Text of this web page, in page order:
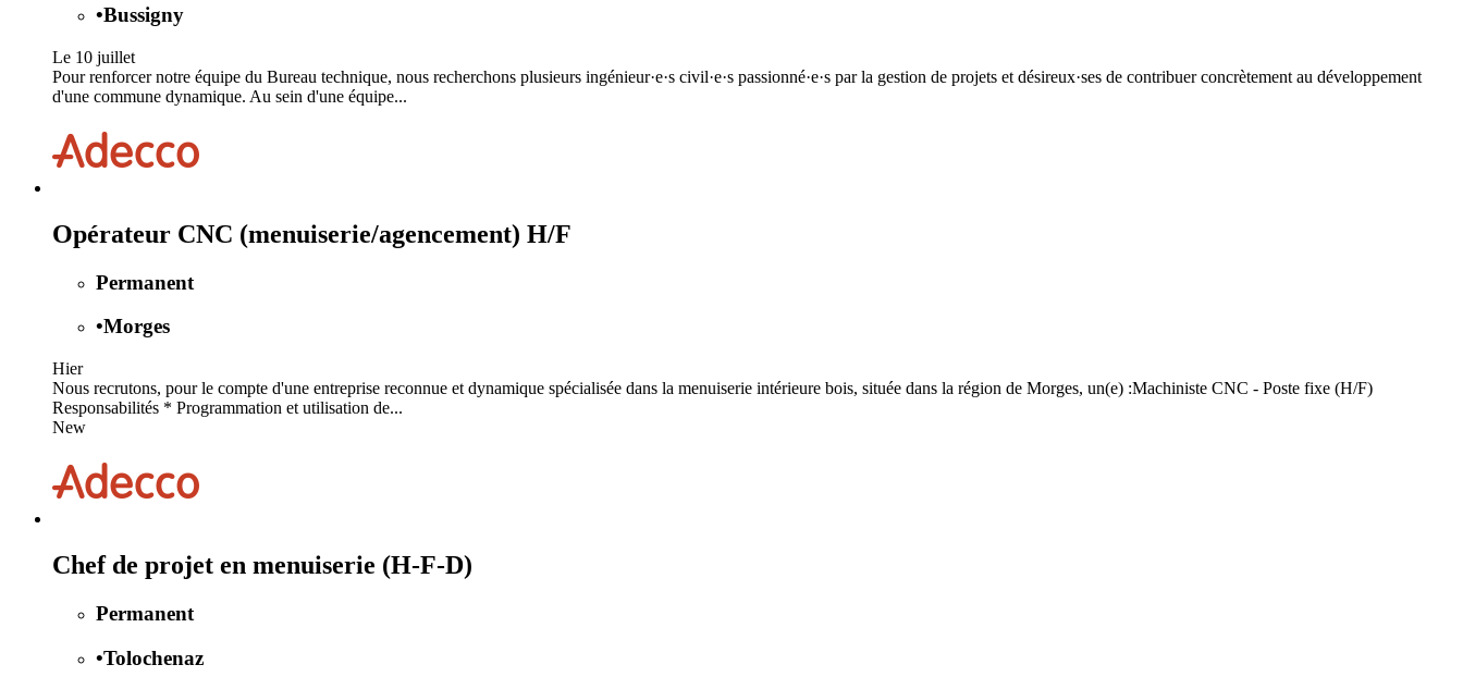
•Bussigny
Le 10 juillet
Pour renforcer notre équipe du Bureau technique, nous recherchons plusieurs ingénieur·e·s civil·e·s passionné·e·s par la gestion de projets et désireux·ses de contribuer concrètement au développement
d'une commune dynamique. Au sein d'une équipe...
Opérateur CNC (menuiserie/agencement) H/F
Permanent
•Morges
Hier
Nous recrutons, pour le compte d'une entreprise reconnue et dynamique spécialisée dans la menuiserie intérieure bois, située dans la région de Morges, un(e) :Machiniste CNC - Poste fixe (H/F)
Responsabilités * Programmation et utilisation de...
New
Chef de projet en menuiserie (H-F-D)
Permanent
•Tolochenaz